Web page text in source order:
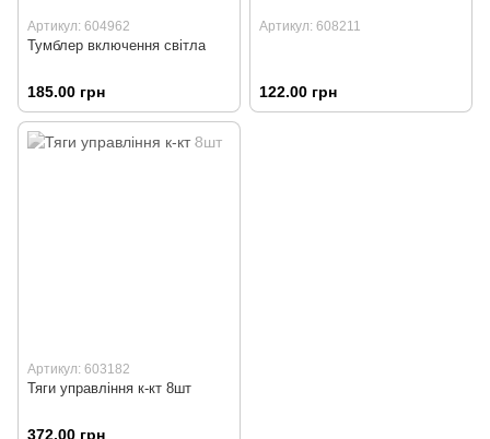
Артикул: 604962
Тумблер включення світла
185.00 грн
Артикул: 608211
122.00 грн
Артикул: 603182
Тяги управління к-кт 8шт
372.00 грн